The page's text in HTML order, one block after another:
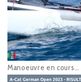
Manoeuvre en